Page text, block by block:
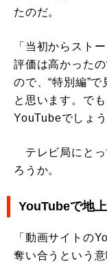
たのだ。
「当初からスト
評価は高かった
ので、“特別編”
と思います。で
YouTubeでしょう
テレビ局にとっ
ろうか。
YouTubeで地
「動画サイトの
奪い合うという